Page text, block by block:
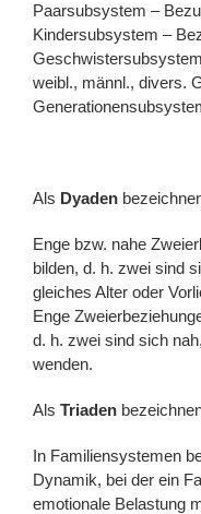
Paarsubsystem –
Kindersubsystem –
weibl., männl., divers.
Als Dyaden
Enge bzw. nahe
bilden, d. h. zwei sind
gleiches Alter oder
Enge
d. h. zwei sind sich
wenden.
Als Triaden
In Familiensystemen
Dynamik, bei der ein
emotionale Belastung